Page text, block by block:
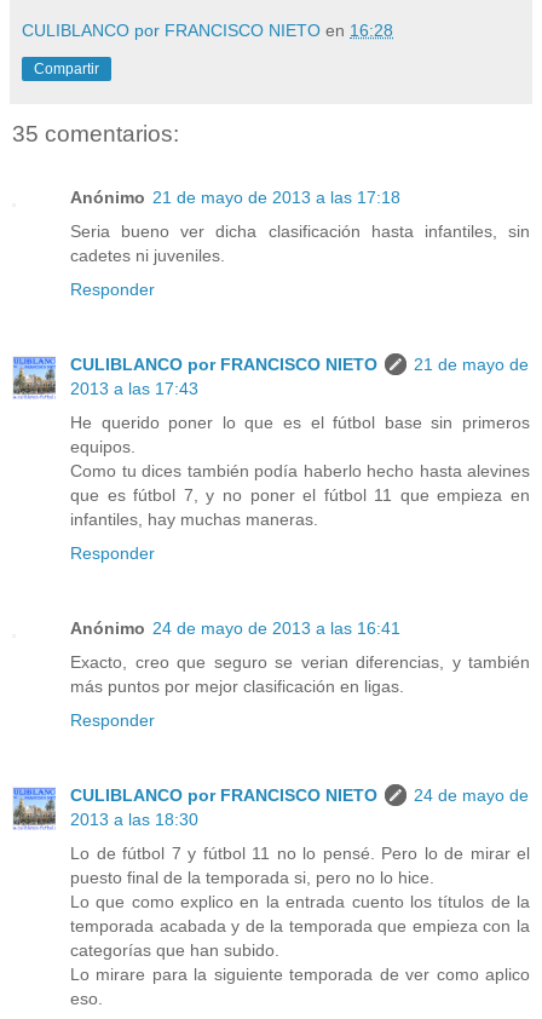
CULIBLANCO por FRANCISCO NIETO en 16:28
Compartir
35 comentarios:
Anónimo 21 de mayo de 2013 a las 17:18
Seria bueno ver dicha clasificación hasta infantiles, sin
cadetes ni juveniles.
Responder
CULIBLANCO por FRANCISCO NIETO
21 de mayo de
2013 a las 17:43
He querido poner lo que es el fútbol base sin primeros
equipos.
Como tu dices también podía haberlo hecho hasta alevines
que es fútbol 7, y no poner el fútbol 11 que empieza en
infantiles, hay muchas maneras.
Responder
Anónimo 24 de mayo de 2013 a las 16:41
Exacto, creo que seguro se verian diferencias, y también
más puntos por mejor clasificación en ligas.
Responder
CULIBLANCO por FRANCISCO NIETO
24 de mayo de
2013 a las 18:30
Lo de fútbol 7 y fútbol 11 no lo pensé. Pero lo de mirar el
puesto final de la temporada si, pero no lo hice.
Lo que como explico en la entrada cuento los títulos de la
temporada acabada y de la temporada que empieza con la
categorías que han subido.
Lo mirare para la siguiente temporada de ver como aplico
eso.